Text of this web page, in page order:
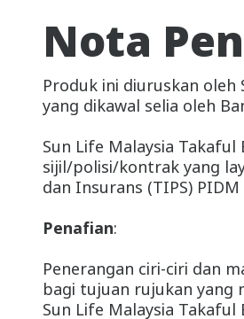
Nota
Produk ini diuruskan oleh
yang dikawal selia oleh
Sun Life Malaysia
sijil/polisi/kontrak yang
dan Insurans (TIPS)
Penafian:
Penerangan ciri-ciri dan
bagi tujuan rujukan yang
Sun Life Malaysia